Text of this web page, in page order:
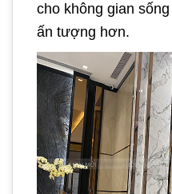
cho không gian
ấn tượng hơn.